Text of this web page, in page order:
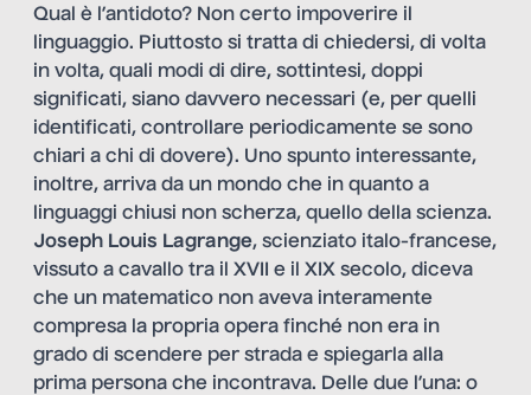
Qual è l’antidoto? Non certo impoverire il
linguaggio. Piuttosto si tratta di chiedersi, di volta
in volta, quali modi di dire, sottintesi, doppi
significati, siano davvero necessari (e, per quelli
identificati, controllare periodicamente se sono
chiari a chi di dovere). Uno spunto interessante,
inoltre, arriva da un mondo che in quanto a
linguaggi chiusi non scherza, quello della scienza.
Joseph Louis Lagrange, scienziato italo-francese,
vissuto a cavallo tra il XVII e il XIX secolo, diceva
che un matematico non aveva interamente
compresa la propria opera finché non era in
grado di scendere per strada e spiegarla alla
prima persona che incontrava. Delle due l’una: o